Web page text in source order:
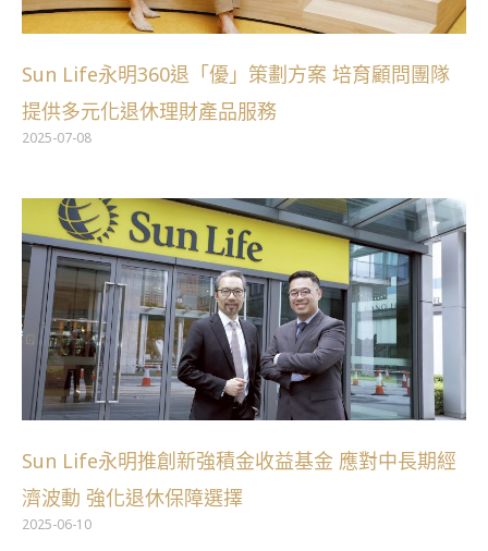
Sun Life永明360退「優」策劃方案 培育顧問團隊
提供多元化退休理財產品服務
2025-07-08
Sun Life永明推創新強積金收益基金 應對中長期經
濟波動 強化退休保障選擇
2025-06-10